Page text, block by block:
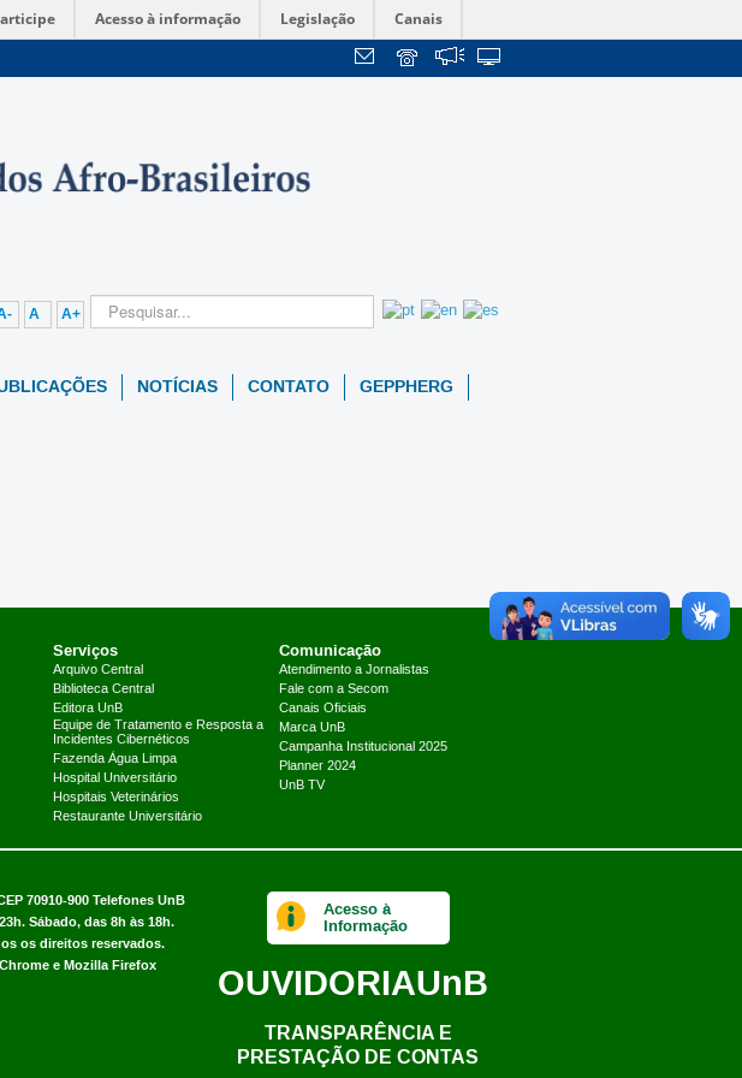
Acesso à informação Legislação Canais
A A+
NOTÍCIAS CONTATO GEPPHERG
Serviços
Arquivo Central
Biblioteca Central
Editora UnB
Equipe de Tratamento e Resposta a
Incidentes Cibernéticos
Fazenda Água Limpa
Hospital Universitário
Hospitais Veterinários
Restaurante Universitário
Comunicação
Atendimento a Jornalistas
Fale com a Secom
Canais Oficiais
Marca UnB
Campanha Institucional 2025
Planner 2024
UnB TV
70910-900 Telefones UnB
Sábado, das 8h às 18h.
os direitos reservados.
e Mozilla Firefox
Acesso à
Informação
OUVIDORIAUnB
TRANSPARÊNCIA E
PRESTAÇÃO DE CONTAS